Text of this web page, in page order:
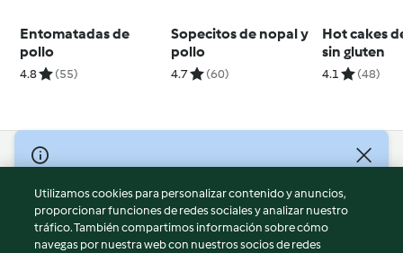
Entomatadas de
pollo
4.8 (55)
Sopecitos de nopal y
pollo
4.7 (60)
Hot cakes
sin gluten
4.1 (48)
© Copyright 2026
Términos de uso
Política de privacidad
Aviso legal
Utilizamos cookies para personalizar contenido y anuncios,
proporcionar funciones de redes sociales y analizar nuestro
tráfico. También compartimos información sobre cómo
navegas por nuestra web con nuestros socios de redes